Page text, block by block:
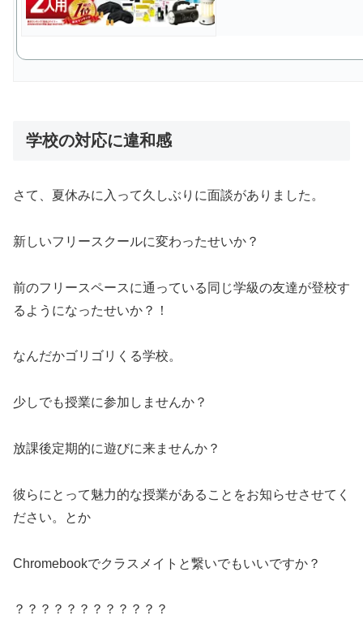
学校の対応に違和感
さて、夏休みに入って久しぶりに面談がありました。
新しいフリースクールに変わったせいか？
前のフリースペースに通っている同じ学級の友達が登校す
るようになったせいか？！
なんだかゴリゴリくる学校。
少しでも授業に参加しませんか？
放課後定期的に遊びに来ませんか？
彼らにとって魅力的な授業があることをお知らせさせてく
ださい。とか
Chromebookでクラスメイトと繋いでもいいですか？
？？？？？？？？？？？？